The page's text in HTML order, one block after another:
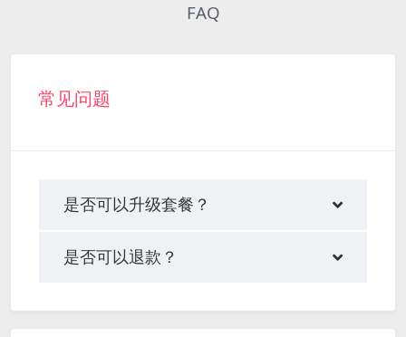
FAQ
常见问题
是否可以升级套餐？
是否可以退款？